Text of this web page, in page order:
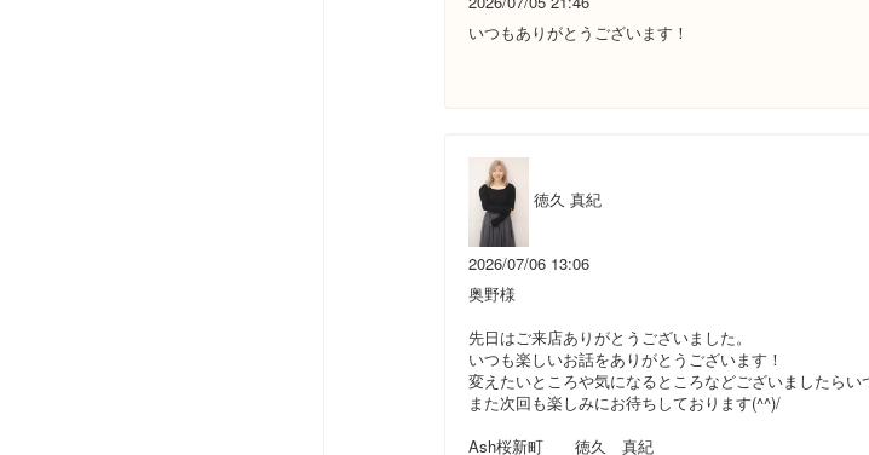
いつもありがとうございます！
徳久 真紀
2026/07/06 13:06
奥野様
先日はご来店ありがとうございました。
いつも楽しいお話をありがとうございます！
変えたいところや気になるところなどございましたら
また次回も楽しみにお待ちしております(^^)/
Ash桜新町 徳久 真紀